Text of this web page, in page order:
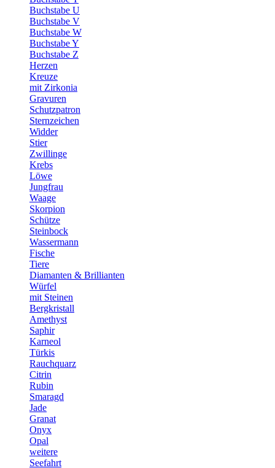
Buchstabe U
Buchstabe V
Buchstabe W
Buchstabe Y
Buchstabe Z
Herzen
Kreuze
mit Zirkonia
Gravuren
Schutzpatron
Sternzeichen
Widder
Stier
Zwillinge
Krebs
Löwe
Jungfrau
Waage
Skorpion
Schütze
Steinbock
Wassermann
Fische
Tiere
Diamanten & Brillianten
Würfel
mit Steinen
Bergkristall
Amethyst
Saphir
Karneol
Türkis
Rauchquarz
Citrin
Rubin
Smaragd
Jade
Granat
Onyx
Opal
weitere
Seefahrt